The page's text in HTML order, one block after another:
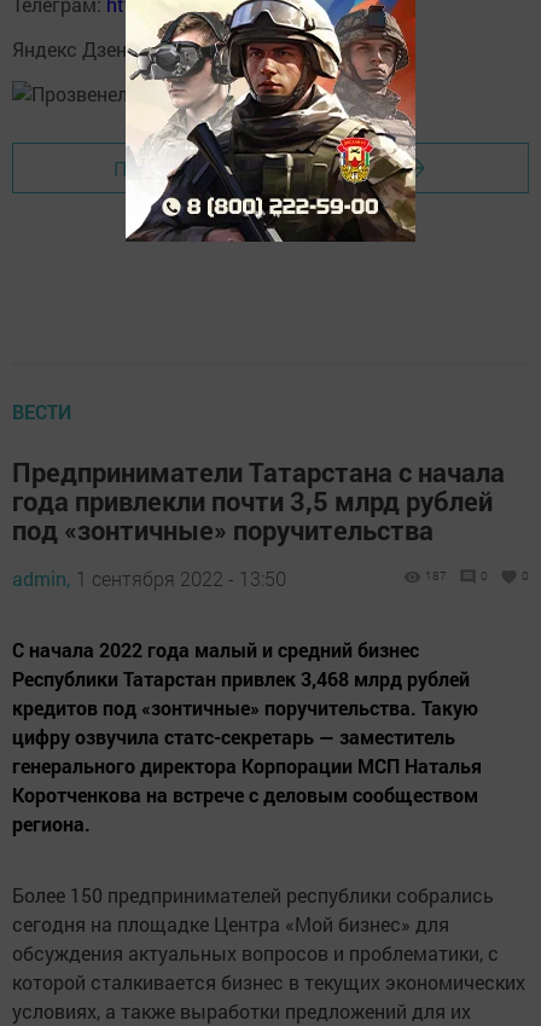
Яндекс Дзен:https://dzen.ru/svetliput
Перейти на страницу новости
ВЕСТИ
Предприниматели Татарстана с начала
года привлекли почти 3,5 млрд рублей
под «зонтичные» поручительства
admin, 1 сентября 2022 - 13:50 187 0 0
С начала 2022 года малый и средний бизнес
Республики Татарстан привлек 3,468 млрд рублей
кредитов под «зонтичные» поручительства. Такую
цифру озвучила статс-сеĸретарь — заместитель
генерального директора Корпорации МСП Наталья
Коротченкова на встрече с деловым сообществом
региона.
Более 150 предпринимателей республики собрались
сегодня на площадке Центра «Мой бизнес» для
обсуждения актуальных вопросов и проблематики, с
которой сталкивается бизнес в текущих экономических
условиях, а также выработки предложений для их